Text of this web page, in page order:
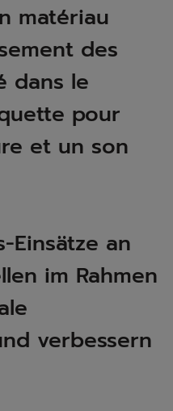
matériau
des
dans le
pour
et un son
Einsätze an
im Rahmen
verbessern